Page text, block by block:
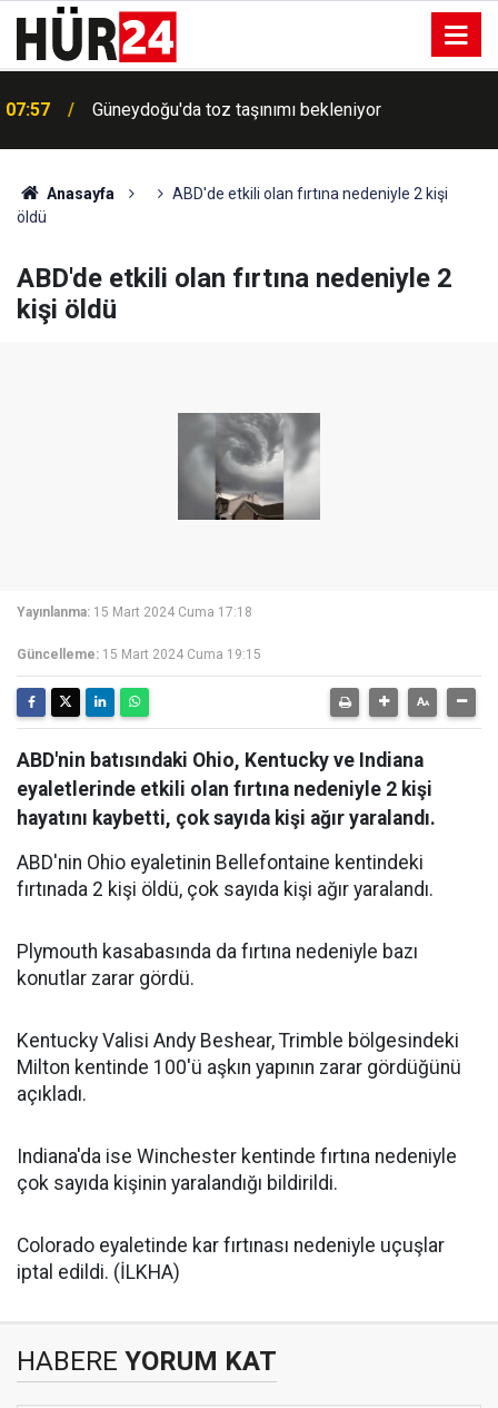
07:57 Güneydoğu'da toz taşınımı bekleniyor
Anasayfa
ABD'de etkili olan fırtına nedeniyle 2 kişi
öldü
ABD'de etkili olan fırtına nedeniyle 2
kişi öldü
Yayınlanma: 15 Mart 2024 Cuma 17:18
Güncelleme: 15 Mart 2024 Cuma 19:15
ABD'nin batısındaki Ohio, Kentucky ve Indiana
eyaletlerinde etkili olan fırtına nedeniyle 2 kişi
hayatını kaybetti, çok sayıda kişi ağır yaralandı.
ABD'nin Ohio eyaletinin Bellefontaine kentindeki
fırtınada 2 kişi öldü, çok sayıda kişi ağır yaralandı.
Plymouth kasabasında da fırtına nedeniyle bazı
konutlar zarar gördü.
Kentucky Valisi Andy Beshear, Trimble bölgesindeki
Milton kentinde 100'ü aşkın yapının zarar gördüğünü
açıkladı.
Indiana'da ise Winchester kentinde fırtına nedeniyle
çok sayıda kişinin yaralandığı bildirildi.
Colorado eyaletinde kar fırtınası nedeniyle uçuşlar
iptal edildi. (İLKHA)
HABERE YORUM KAT